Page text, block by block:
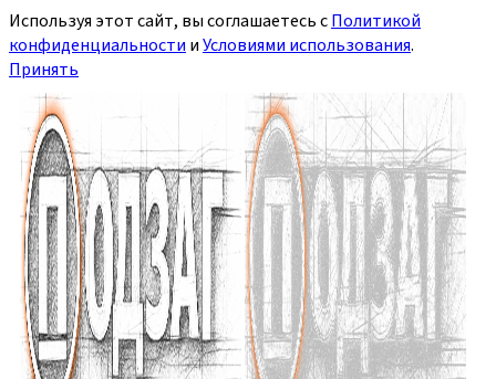
Используя этот сайт, вы соглашаетесь сПолитикой
конфиденциальности иУсловиями использования.
Принять